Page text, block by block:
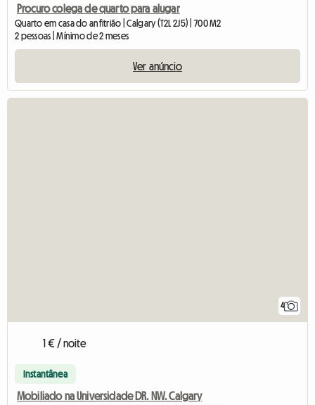
Procuro colega de quarto para alugar
Quarto em casa do anfitrião | Calgary (T2L 2J5) | 700 M2
2 pessoas | Mínimo de 2 meses
Ver anúncio
4
1 € / noite
Instantânea
Mobiliado na Universidade DR. NW. Calgary